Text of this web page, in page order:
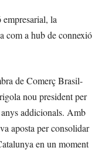
la
com a hub de connexió
de Comerç Brasil-
nou president per
addicionals. Amb
aposta per consolidar
en un moment